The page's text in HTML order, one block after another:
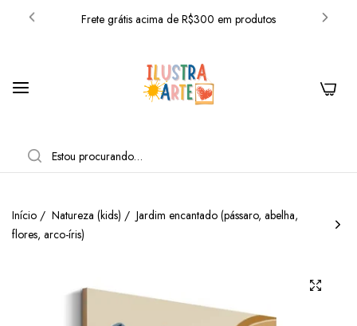
Frete grátis acima de R$300 em produtos
Frete grátis acima de R$300 em produtos
10% OFF com o cupom: BEMVINDO
Frete grátis acima de R$300 em produtos
10% OFF com o cupom: BEMVINDO
Início / Natureza (kids) / Jardim encantado (pássaro, abelha,
flores, arco-íris)